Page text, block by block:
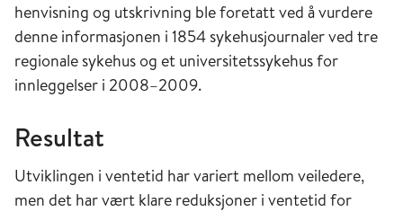
henvisning og utskrivning ble foretatt ved å vurdere
denne informasjonen i 1854 sykehusjournaler ved tre
regionale sykehus og et universitetssykehus for
innleggelser i 2008–2009.
Resultat
Utviklingen i ventetid har variert mellom veiledere,
men det har vært klare reduksjoner i ventetid for